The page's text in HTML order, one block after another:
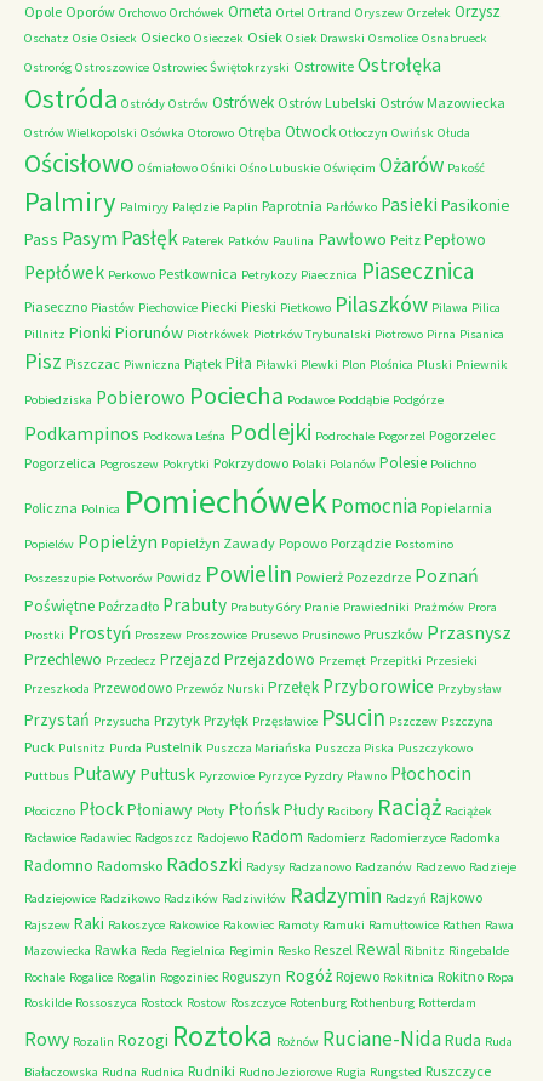
Opole Oporów Orchowo Orchówek Orneta Ortel Ortrand Oryszew Orzełek Orzysz
Oschatz Osie Osieck Osiecko Osieczek Osiek Osiek Drawski Osmolice Osnabrueck
Ostroróg Ostroszowice Ostrowiec Świętokrzyski Ostrowite Ostrołęka
Ostróda Ostródy Ostrów Ostrówek Ostrów Lubelski Ostrów Mazowiecka
Ostrów Wielkopolski Osówka Otorowo Otręba Otwock Otłoczyn Owińsk Ołuda
Ościsłowo Ośmiałowo Ośniki Ośno Lubuskie Oświęcim Ożarów Pakość
Palmiry Palmiryy Palędzie Paplin Paprotnia Parłówko Pasieki Pasikonie
Pass PasymPasłęk Paterek Patków Paulina Pawłowo Peitz Pepłowo
Pepłówek Perkowo Pestkownica Petrykozy Piaecznica Piasecznica
Piaseczno Piastów Piechowice Piecki Pieski Pietkowo Pilaszków Pilawa Pilica
Pillnitz Pionki Piorunów Piotrkówek Piotrków Trybunalski Piotrowo Pirna Pisanica
Pisz Piszczac Piwniczna Piątek Piła Piławki Plewki Plon Plośnica Pluski Pniewnik
Pobiedziska Pobierowo Pociecha Podawce Poddąbie Podgórze
Podkampinos Podkowa Leśna Podlejki Podrochale Pogorzel Pogorzelec
Pogorzelica Pogroszew Pokrytki Pokrzydowo Polaki Polanów Polesie Polichno
Policzna Polnica PomiechówekPomocnia Popielarnia
Popielów Popielżyn Popielżyn Zawady Popowo Porządzie Postomino
Poszeszupie Potworów Powidz Powielin Powierż Pozezdrze Poznań
Poświętne Poźrzadło Prabuty Prabuty Góry Pranie Prawiedniki Prażmów Prora
Prostki Prostyń Proszew Proszowice Prusewo Prusinowo Pruszków Przasnysz
Przechlewo Przedecz Przejazd Przejazdowo Przemęt Przepitki Przesieki
Przeszkoda Przewodowo Przewóz Nurski Przełęk Przyborowice Przybysław
Przystań Przysucha Przytyk Przyłęk Przęsławice Psucin Pszczew Pszczyna
Puck Pulsnitz Purda Pustelnik Puszcza Mariańska Puszcza Piska Puszczykowo
Puttbus Puławy Pułtusk Pyrzowice Pyrzyce Pyzdry Pławno Płochocin
Płociczno PłockPłoniawy Płoty PłońskPłudy Racibory Raciąż Raciążek
Racławice Radawiec Radgoszcz Radojewo Radom Radomierz Radomierzyce Radomka
Radomno Radomsko Radoszki Radysy Radzanowo Radzanów Radzewo Radzieje
Radziejowice Radzikowo Radzików Radziwiłów Radzymin Radzyń Rajkowo
Rajszew Raki Rakoszyce Rakowice Rakowiec Ramoty Ramuki Ramułtowice Rathen Rawa
Mazowiecka Rawka Reda Regielnica Regimin Resko Reszel Rewal Ribnitz Ringebalde
Rochale Rogalice Rogalin Rogoziniec Roguszyn Rogóż Rojewo Rokitnica Rokitno Ropa
Roskilde Rossoszyca Rostock Rostow Roszczyce Rotenburg Rothenburg Rotterdam
Rowy Rozalin Rozogi Roztoka Rożnów Ruciane-NidaRuda Ruda
Białaczowska Rudna Rudnica Rudniki Rudno Jeziorowe Rugia Rungsted Ruszczyce